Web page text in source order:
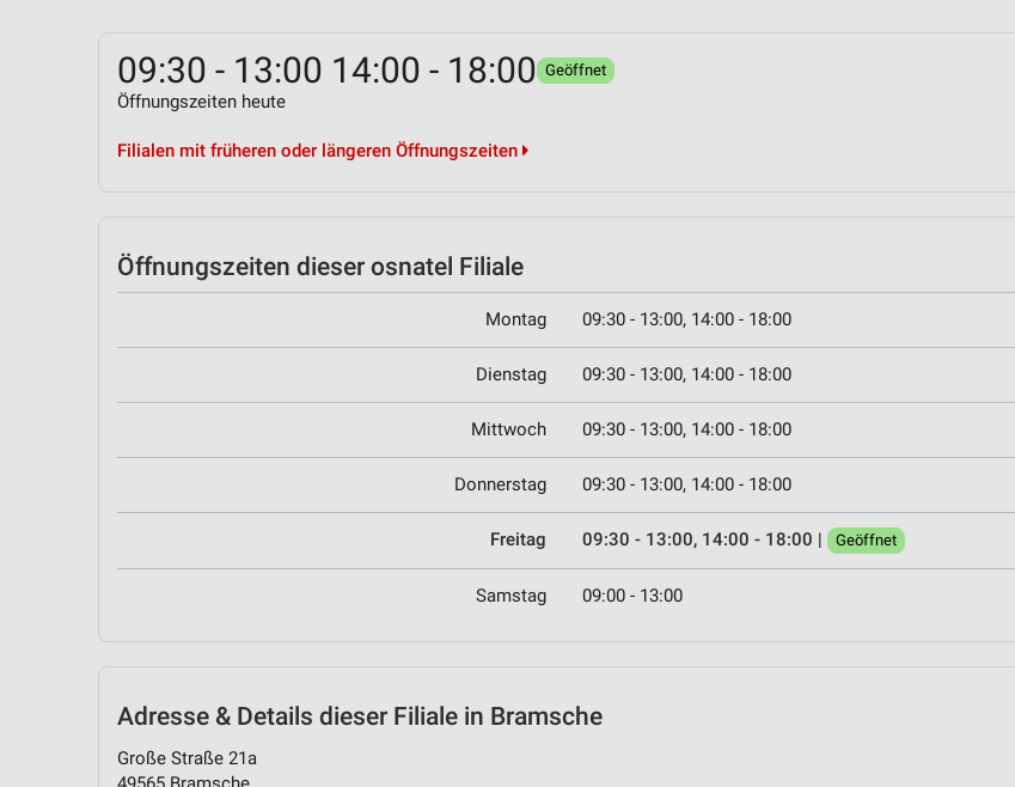
09:30 - 13:00 14:00 - 18:00 Geöffnet
Öffnungszeiten heute
Filialen mit früheren oder längeren Öffnungszeiten
Öffnungszeiten dieser osnatel Filiale
Montag 09:30 - 13:00, 14:00 - 18:00
Dienstag 09:30 - 13:00, 14:00 - 18:00
Mittwoch 09:30 - 13:00, 14:00 - 18:00
Donnerstag 09:30 - 13:00, 14:00 - 18:00
Freitag 09:30 - 13:00, 14:00 - 18:00 | Geöffnet
Samstag 09:00 - 13:00
Adresse & Details dieser Filiale in Bramsche
Große Straße 21a